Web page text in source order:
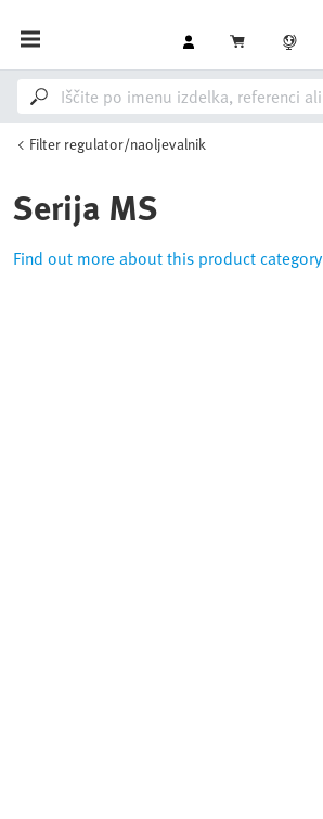
Filter regulator/naoljevalnik
Serija MS
Find out more about this product category